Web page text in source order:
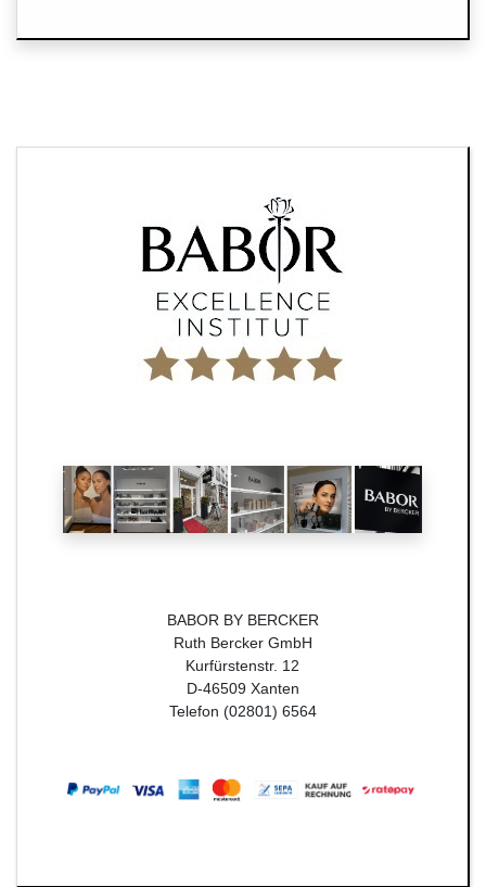
BABOR BY BERCKER
Ruth Bercker GmbH
Kurfürstenstr. 12
D-46509 Xanten
Telefon (02801) 6564